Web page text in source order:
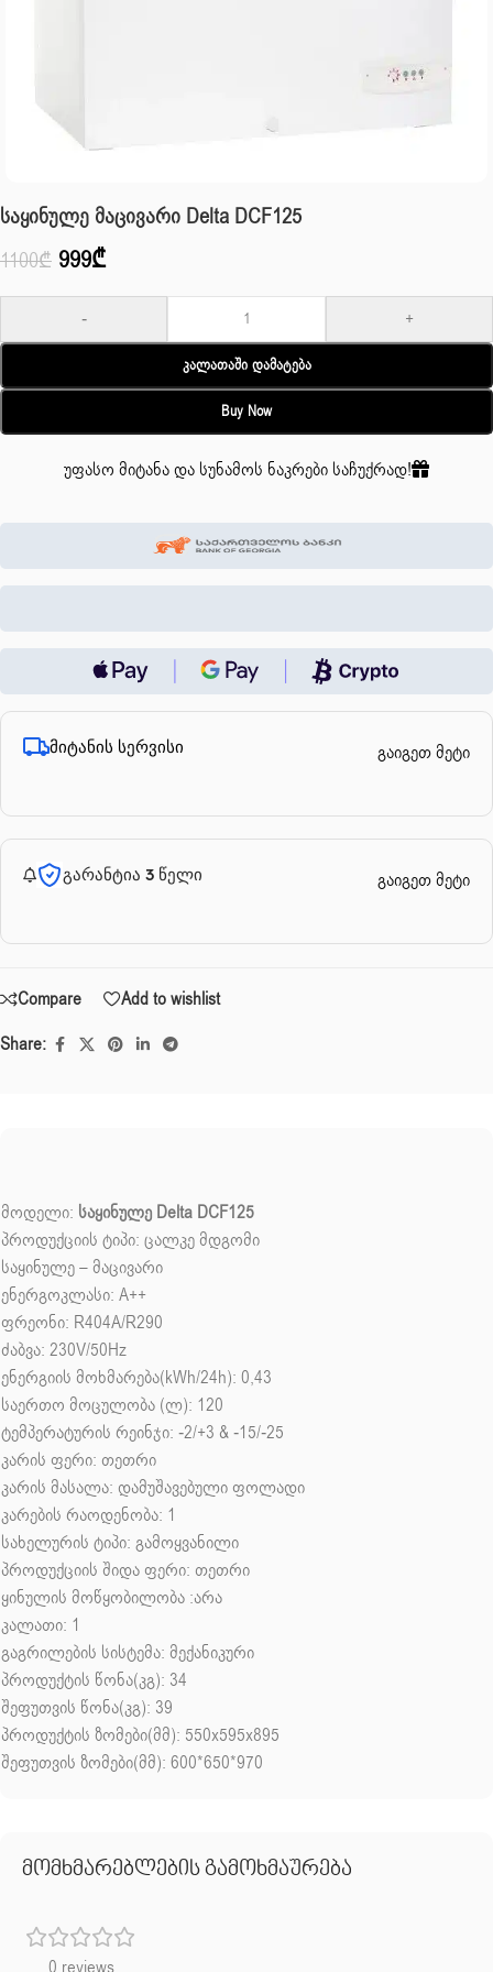
Საყინულე Მაცივარი Delta DCF125
1100₾ 999₾
- +
Კალათაში Დამატება
Buy Now
უფასო მიტანა და სუნამოს ნაკრები საჩუქრად!
მიტანის სერვისი გაიგეთ მეტი
გარანტია 3 წელი გაიგეთ მეტი
Compare
Add to wishlist
Share:
მოდელი: საყინულე Delta DCF125
პროდუქციის ტიპი: ცალკე მდგომი
საყინულე – მაცივარი
ენერგოკლასი: A++
ფრეონი: R404A/R290
ძაბვა: 230V/50Hz
ენერგიის მოხმარება(kWh/24h): 0,43
საერთო მოცულობა (ლ): 120
ტემპერატურის რეინჯი: -2/+3 & -15/-25
კარის ფერი: თეთრი
კარის მასალა: დამუშავებული ფოლადი
კარების რაოდენობა: 1
სახელურის ტიპი: გამოყვანილი
პროდუქციის შიდა ფერი: თეთრი
ყინულის მოწყობილობა :არა
კალათი: 1
გაგრილების სისტემა: მექანიკური
პროდუქტის წონა(კგ): 34
შეფუთვის წონა(კგ): 39
პროდუქტის ზომები(მმ): 550x595x895
შეფუთვის ზომები(მმ): 600*650*970
მომხმარებლების გამოხმაურება